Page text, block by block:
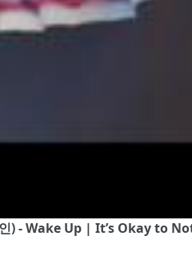
) - Wake Up | It’s Okay to